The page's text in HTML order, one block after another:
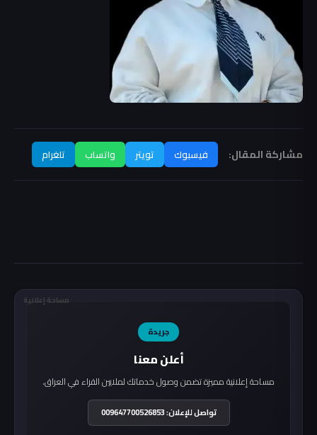
مشاركة المقال: فيسبوك تويتر واتساب تلغرام
مساحة إعلانية
جريدة
أعلن معنا
مساحة إعلانية مميزة تضمن وصول خدماتك لملايين القراء في العراق.
تواصل للإعلان: 009647700526853